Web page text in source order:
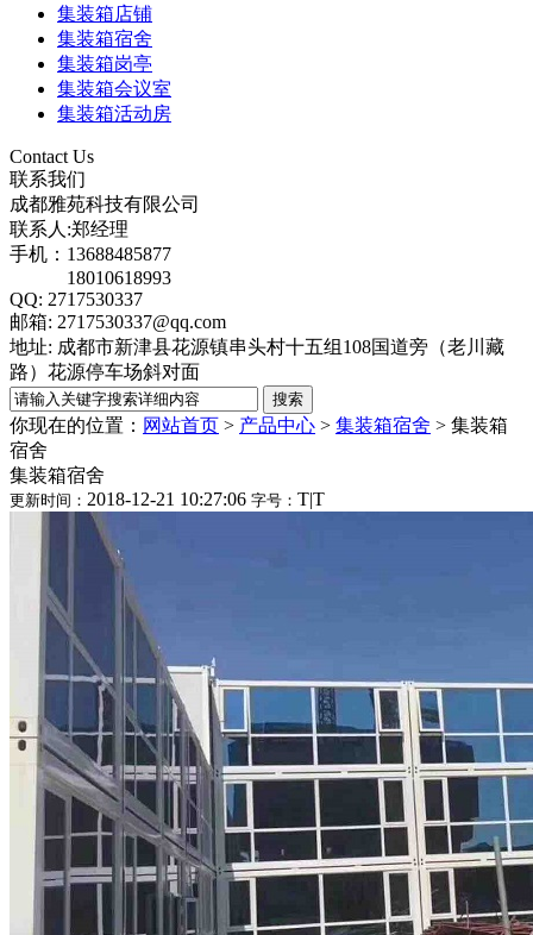
集装箱店铺
集装箱宿舍
集装箱岗亭
集装箱会议室
集装箱活动房
Contact Us
联系我们
成都雅苑科技有限公司
联系人:郑经理
手机：13688485877
18010618993
QQ: 2717530337
邮箱: 2717530337@qq.com
地址: 成都市新津县花源镇串头村十五组108国道旁（老川藏
路）花源停车场斜对面
你现在的位置： 网站首页 > 产品中心 > 集装箱宿舍 > 集装箱
宿舍
集装箱宿舍
更新时间： 2018-12-21 10:27:06 字号： T|T